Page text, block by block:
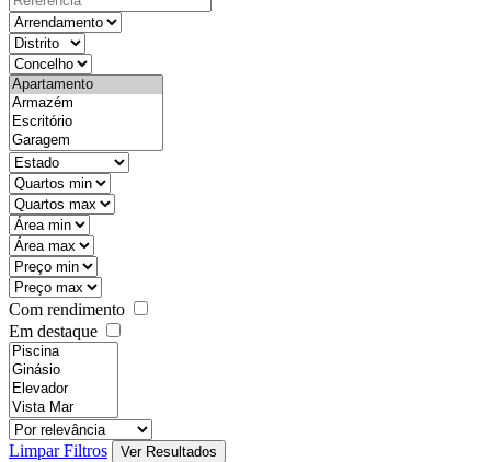
Com rendimento
Em destaque
Limpar Filtros Ver Resultados